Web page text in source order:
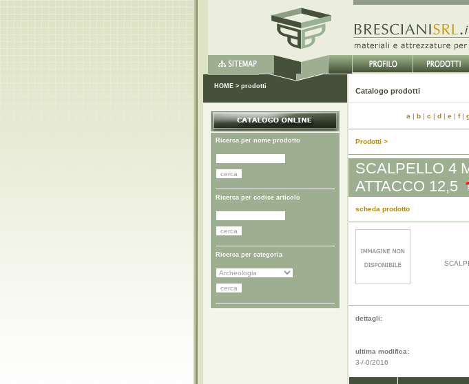
HOME > prodotti
Ricerca per nome prodotto
Ricerca per codice articolo
Ricerca per categoria
a | b | c | d | e | f|
Prodotti >
SCALPELLO 4
ATTACCO 12,5
scheda prodotto
dettagli:
ultima modifica:
3-/-0/2016